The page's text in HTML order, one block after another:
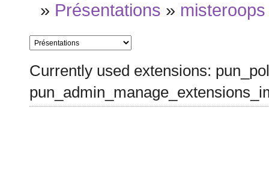
» Présentations » misteroops
Currently used extensions: